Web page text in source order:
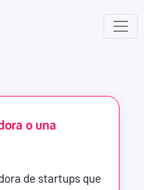
o una
de startups que